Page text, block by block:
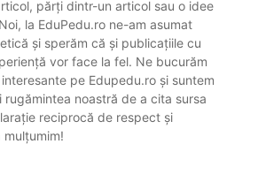
părți dintr-un articol sau o idee
la EduPedu.ro ne-am asumat
și sperăm că și publicațiile cu
vor face la fel. Ne bucurăm
pe Edupedu.ro și suntem
rugămintea noastră de a cita sursa
reciprocă de respect și
mulțumim!